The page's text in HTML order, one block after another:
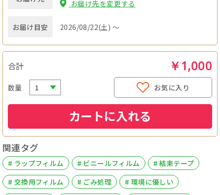
お届け先を変更する
お届け目安 2026/08/22(土) ～
合計 ￥1,000
数量 お気に入り
カートに入れる
関連タグ
# ラップフィルム # ビニールフィルム
# 結束テープ
# 交換用フィルム
# ごみ処理
# 環境に優しい